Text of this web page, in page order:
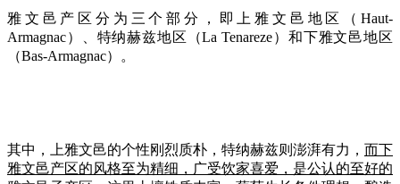
雅文邑产区分为三个部分，即上雅文邑地区（Haut-
Armagnac）、特纳赫兹地区（La Tenareze）和下雅文邑地区
（Bas-Armagnac）。
其中，上雅文邑的个性刚烈质朴，特纳赫兹则澎湃有力， 而下
雅文邑产区的风格至为精细，广受饮家喜爱，是公认的至好的